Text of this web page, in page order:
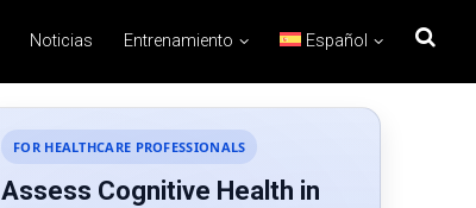
Noticias Entrenamiento Español
FOR HEALTHCARE PROFESSIONALS
Assess Cognitive Health in